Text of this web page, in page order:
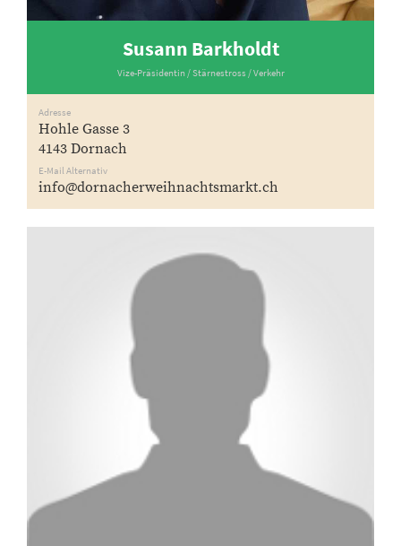
Susann Barkholdt
Vize-Präsidentin / Stärnestross / Verkehr
Adresse
Hohle Gasse 3
4143 Dornach
E-Mail Alternativ
info@dornacherweihnachtsmarkt.ch